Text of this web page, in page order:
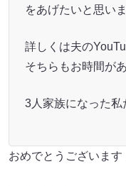
をあげたいと思いま
詳しくは夫の
そちらもお時間が
3人家族になった私
おめでとうございます